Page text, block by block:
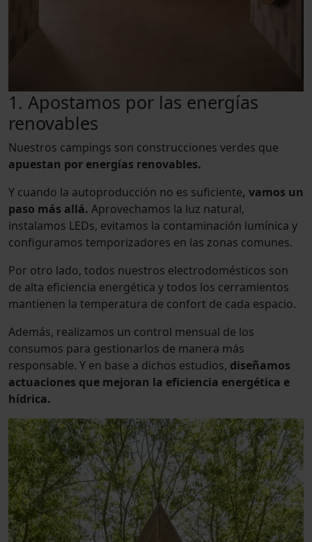
1. Apostamos por las energías
renovables
Nuestros campings son construcciones verdes que
apuestan por energías renovables.
Y cuando la autoproducción no es suficiente, vamos un
paso más allá. Aprovechamos la luz natural,
instalamos LEDs, evitamos la contaminación lumínica y
configuramos temporizadores en las zonas comunes.
Por otro lado, todos nuestros electrodomésticos son
de alta eficiencia energética y todos los cerramientos
mantienen la temperatura de confort de cada espacio.
Además, realizamos un control mensual de los
consumos para gestionarlos de manera más
responsable. Y en base a dichos estudios, diseñamos
actuaciones que mejoran la eficiencia energética e
hídrica.